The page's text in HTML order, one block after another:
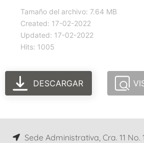
Tamaño del archivo: 7.64 MB
Created: 17-02-2022
Updated: 17-02-2022
Hits: 1005
DESCARGAR
Sede Administrativa, Cra. 11 No.